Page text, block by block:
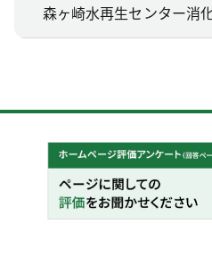
森ヶ崎水再生センター消